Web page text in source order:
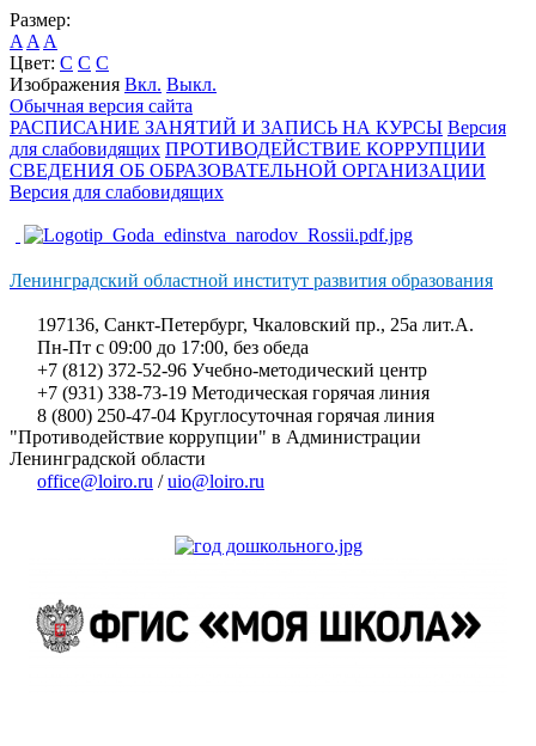
Размер:
A A A
Цвет: C C C
Изображения Вкл. Выкл.
Обычная версия сайта
РАСПИСАНИЕ ЗАНЯТИЙ И ЗАПИСЬ НА КУРСЫ Версия
для слабовидящих ПРОТИВОДЕЙСТВИЕ КОРРУПЦИИ
СВЕДЕНИЯ ОБ ОБРАЗОВАТЕЛЬНОЙ ОРГАНИЗАЦИИ
Версия для слабовидящих
Ленинградский областной институт развития образования
197136, Санкт-Петербург, Чкаловский пр., 25а лит.А.
Пн-Пт с 09:00 до 17:00, без обеда
+7 (812) 372-52-96 Учебно-методический центр
+7 (931) 338-73-19 Методическая горячая линия
8 (800) 250-47-04 Круглосуточная горячая линия
"Противодействие коррупции" в Администрации
Ленинградской области
office@loiro.ru /uio@loiro.ru